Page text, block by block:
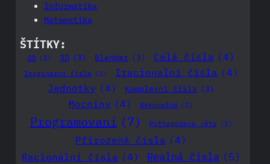
Informatika
Matematika
ŠTÍTKY:
2D (2) 3D (3) Blender (3) Celá čísla (4)
Imaginarní čísla (2) Iracionalní čísla (4)
Jednotky (4) Komplexní čísla (3)
Mocniny (4) Nekonečno (2)
Programovaní (7) Pythagorova věta (2)
Přirozená čísla (4)
Racionální čísla (4) Realná čísla (5)